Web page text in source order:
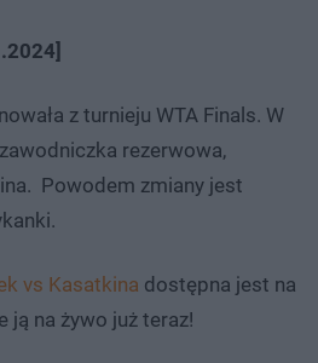
z turnieju WTA Finals. W
rezerwowa,
Powodem zmiany jest
vs Kasatkina dostępna jest na
ją na żywo już teraz!